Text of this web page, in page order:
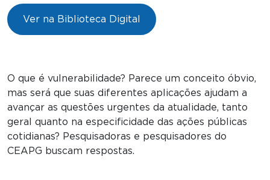
Ver na Biblioteca Digital
O que é vulnerabilidade? Parece um conceito óbvio,
mas será que suas diferentes aplicações ajudam a
avançar as questões urgentes da atualidade, tanto
geral quanto na especificidade das ações públicas
cotidianas? Pesquisadoras e pesquisadores do
CEAPG buscam respostas.